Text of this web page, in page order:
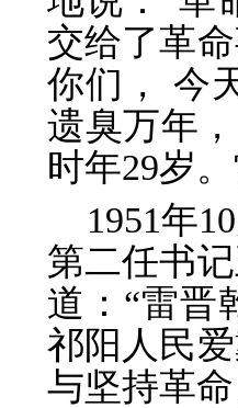
交给了革
你们， 今
遗臭万年
时年29岁
1951年
第二任书
道：“雷晋
祁阳人民
与坚持革